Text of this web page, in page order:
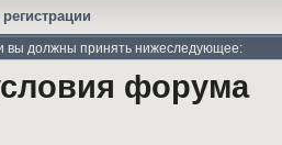
вы должны принять нижеследующее:
форума